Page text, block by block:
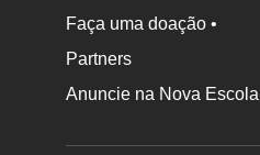
Faça uma doação •
Partners
Anuncie na Nova Escola